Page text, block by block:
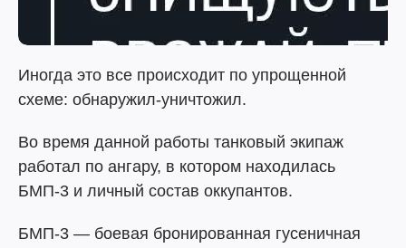
Иногда это все происходит по упрощенной
схеме: обнаружил-уничтожил.
Во время данной работы танковый экипаж
работал по ангару, в котором находилась
БМП-3 и личный состав оккупантов.
БМП-3 — боевая бронированная гусеничная